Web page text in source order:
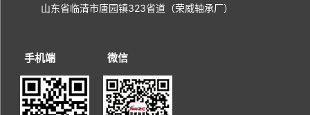
山东省临清市唐园镇323省道（荣威轴承厂）
手机端 微信